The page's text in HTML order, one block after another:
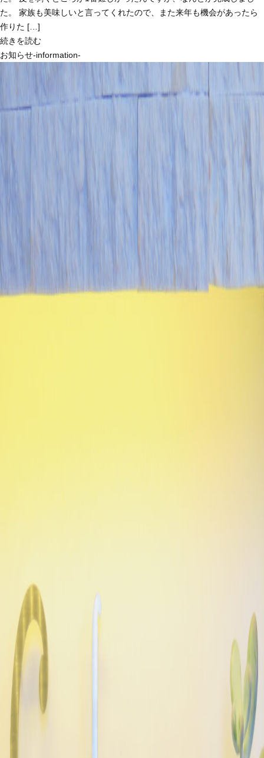
た。 家族も美味しいと言ってくれたので、また来年も機会があったら
作りた […]
続きを読む
お知らせ-information-